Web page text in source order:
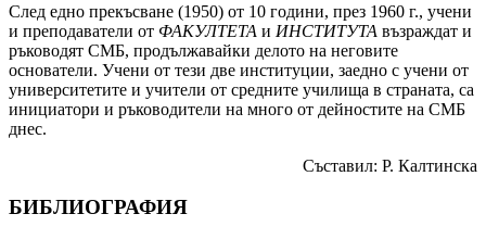
След едно прекъсване (1950) от 10 години, през 1960 г., учени
и преподаватели от ФАКУЛТЕТА и ИНСТИТУТА възраждат и
ръководят СМБ, продължавайки делото на неговите
основатели. Учени от тези две институции, заедно с учени от
университетите и учители от средните училища в страната, са
инициатори и ръководители на много от дейностите на СМБ
днес.
Съставил: Р. Калтинска
БИБЛИОГРАФИЯ